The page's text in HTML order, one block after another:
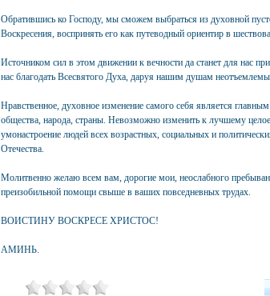
Обратившись ко Господу, мы сможем выбраться из духовной
Воскресения, воспринять его как путеводный ориентир в
Источником сил в этом движении к вечности да станет для нас
нас благодать Всесвятого Духа, даруя нашим душам
Нравственное, духовное изменение самого себя является
общества, народа, страны. Невозможно изменить к лучшему
умонастроение людей всех возрастных, социальных и
Отечества.
Молитвенно желаю всем вам, дорогие мои, неослабного
преизобильной помощи свыше в ваших повседневных трудах.
ВОИСТИНУ ВОСКРЕСЕ ХРИСТОС!
АМИНЬ.